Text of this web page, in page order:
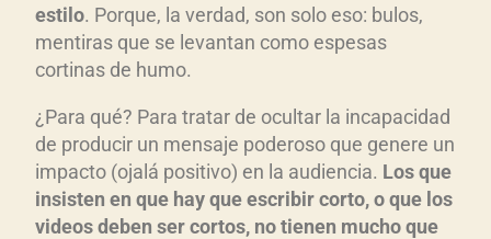
estilo. Porque, la verdad, son solo eso: bulos,
mentiras que se levantan como espesas
cortinas de humo.
¿Para qué? Para tratar de ocultar la incapacidad
de producir un mensaje poderoso que genere un
impacto (ojalá positivo) en la audiencia. Los que
insisten en que hay que escribir corto, o que los
videos deben ser cortos, no tienen mucho que